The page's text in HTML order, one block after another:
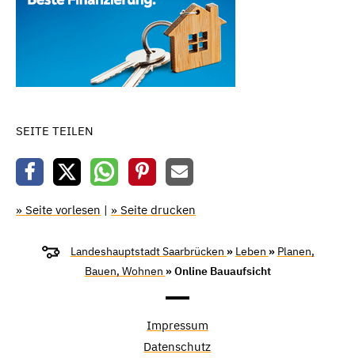
SEITE TEILEN
» Seite vorlesen | » Seite drucken
Landeshauptstadt Saarbrücken » Leben » Planen,
Bauen, Wohnen » Online Bauaufsicht
Impressum
Datenschutz